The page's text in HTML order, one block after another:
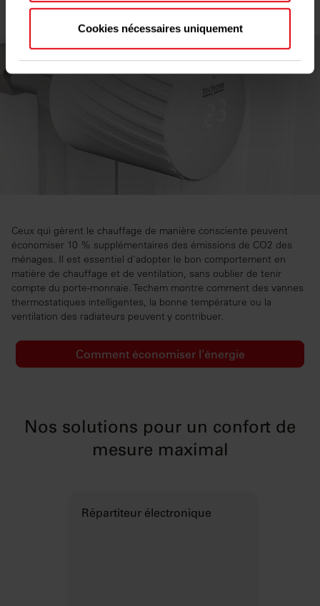
moment à partir de la déclaration sur les cookies.
Les cookies nous permettent de personnaliser le
trafic. Nous partageons également des informations
peuvent combiner celles-ci avec d'autres
informations que vous leur avez fournies ou qu'ils
Cookies nécessaires uniquement
Ceux qui gèrent le chauffage de manière consciente peuvent
économiser 10 % supplémentaires des émissions de CO2 des
ménages. Il est essentiel d'adopter le bon comportement en
matière de chauffage et de ventilation, sans oublier de tenir
compte du porte-monnaie. Techem montre comment des vannes
thermostatiques intelligentes, la bonne température ou la
ventilation des radiateurs peuvent y contribuer.
Comment économiser l'énergie
Nos solutions pour un confort de
mesure maximal
Répartiteur électronique